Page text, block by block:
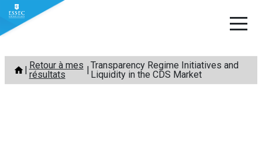
Aller
contenu
Retour à mes
résultats
Transparency Regime Initiatives and
Liquidity in the CDS Market